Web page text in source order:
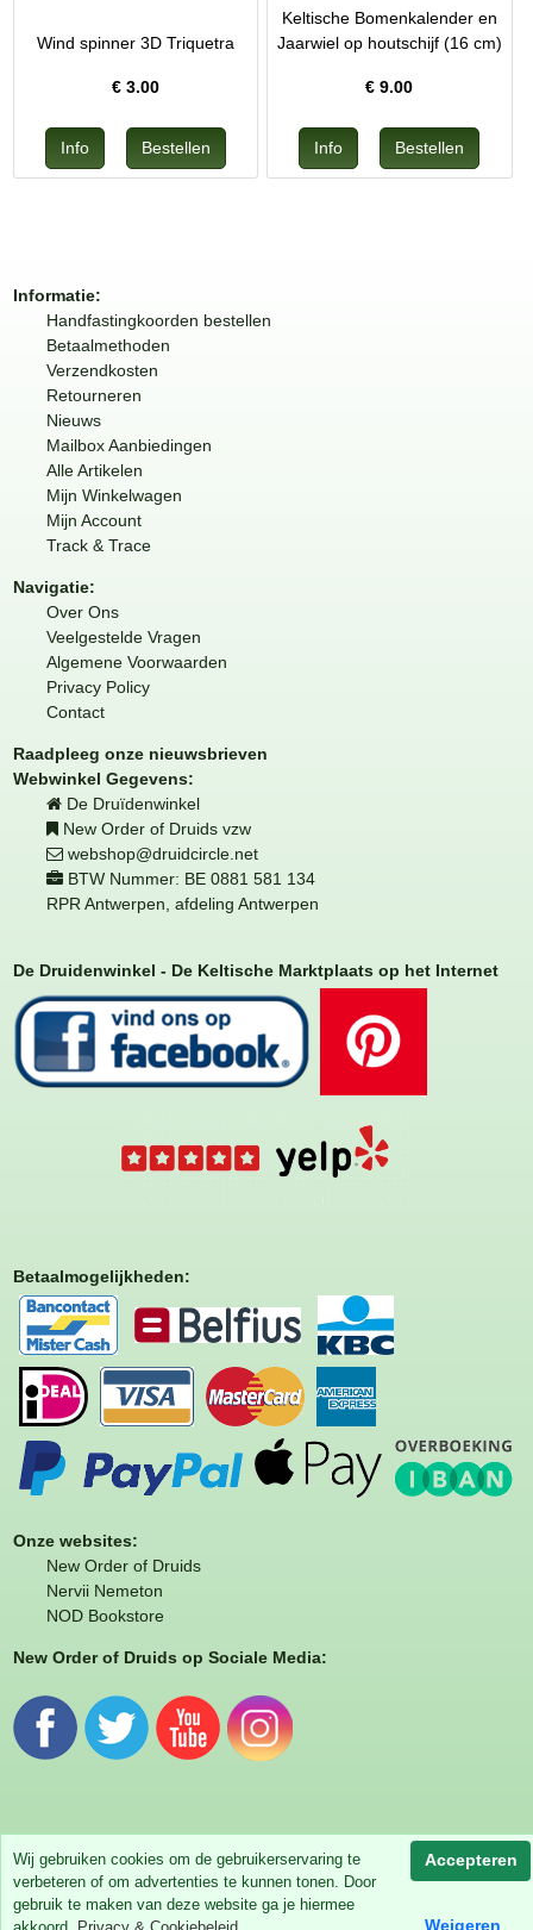
Wind spinner 3D Triquetra
€ 3.00
Keltische Bomenkalender en
Jaarwiel op houtschijf (16 cm)
€9.00
Informatie:
Handfastingkoorden bestellen
Betaalmethoden
Verzendkosten
Retourneren
Nieuws
Mailbox Aanbiedingen
Alle Artikelen
Mijn Winkelwagen
Mijn Account
Track & Trace
Navigatie:
Over Ons
Veelgestelde Vragen
Algemene Voorwaarden
Privacy Policy
Contact
Raadpleeg onze nieuwsbrieven
Webwinkel Gegevens:
De Druïdenwinkel
New Order of Druids vzw
webshop@druidcircle.net
BTW Nummer: BE 0881 581 134
RPR Antwerpen, afdeling Antwerpen
De Druidenwinkel - De Keltische Marktplaats op het Internet
Betaalmogelijkheden:
Onze websites:
New Order of Druids
Nervii Nemeton
NOD Bookstore
New Order of Druids op Sociale Media:
Powered by Jeeigenweb
Wij gebruiken cookies om de gebruikerservaring te
verbeteren of om advertenties te kunnen tonen. Door
gebruik te maken van deze website ga je hiermee
Accepteren
Weigeren